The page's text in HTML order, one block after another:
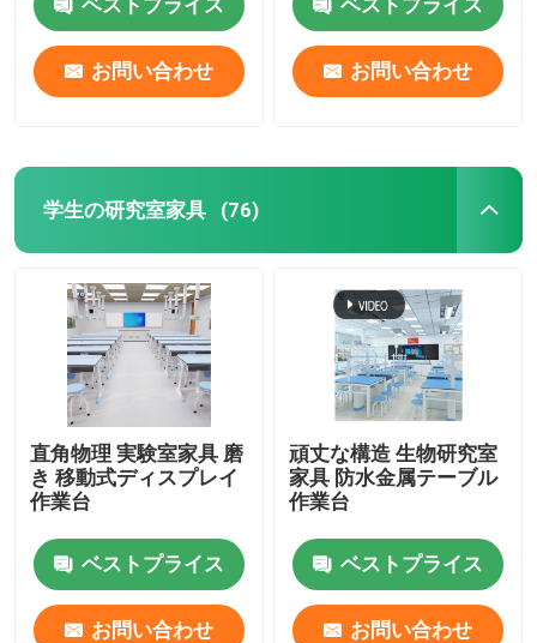
お問い合わせ お問い合わせ
学生の研究室家具 (76)
直角物理 実験室家具 磨
き 移動式ディスプレイ
作業台
ベストプライス
お問い合わせ
頑丈な構造 生物研究室
家具 防水金属テーブル
作業台
ベストプライス
お問い合わせ